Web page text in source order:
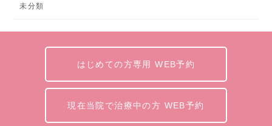
未分類
はじめての方専用 WEB予約
現在当院で治療中の方 WEB予約